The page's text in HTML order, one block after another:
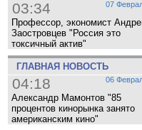
07
03:34
Профессор, экономист
Заостровцев "Россия это
токсичный актив"
ГЛАВНАЯ НОВОСТЬ
06
04:18
Александр Мамонтов "85
процентов кинорынка занято
американским кино"